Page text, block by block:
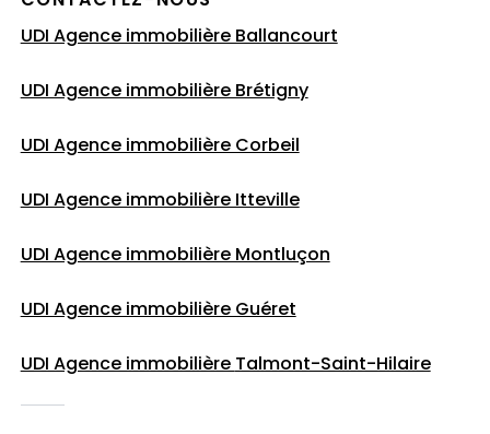
UDI Agence immobilière Ballancourt
UDI Agence immobilière Brétigny
UDI Agence immobilière Corbeil
UDI Agence immobilière Itteville
UDI Agence immobilière Montluçon
UDI Agence immobilière Guéret
UDI Agence immobilière Talmont-Saint-Hilaire